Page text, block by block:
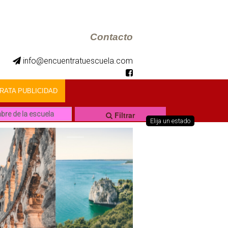
Contacto
info@encuentratuescuela.com
PUBLICIDAD
Filtrar
Elija un estado